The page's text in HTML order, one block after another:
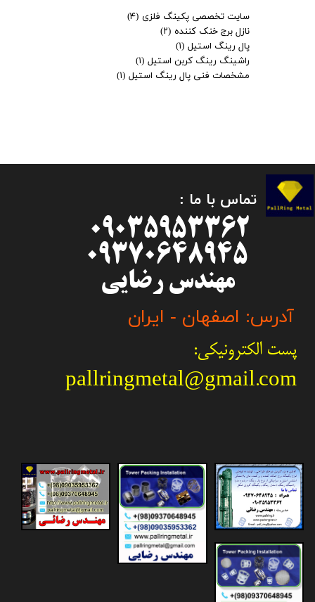
سایت تخصصی پکینگ فلزی (۴)
نازل برج خنک کننده (۲)
پال رینگ استیل (۱)
راشینگ رینگ کربن استیل (۱)
مشخصات فنی پال رینگ استیل (۱)
تماس با ما :
09370648945
مهندس رضایی
آدرس: اصفهان - ایران
پست الکترونیکی:
pallringmetal@gmail.com